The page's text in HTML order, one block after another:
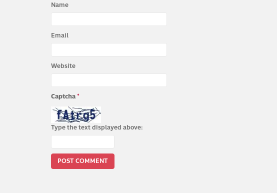
Name
Email
Website
Captcha*
Type the text displayed above: